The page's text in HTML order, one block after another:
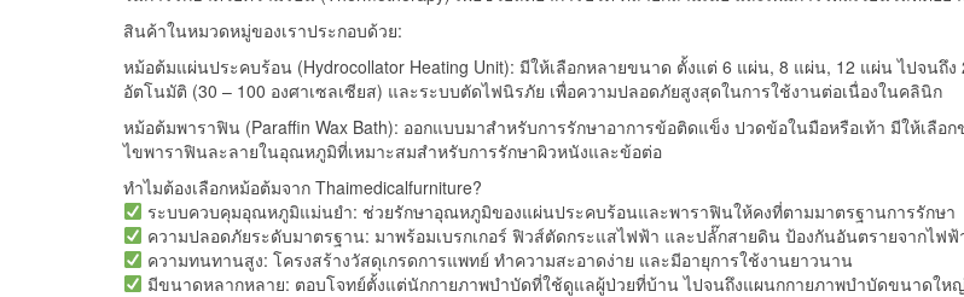
สินค้าในหมวดหมู่ของเราประกอบด้วย:
หม้อต้มแผ่นประคบร้อน (Hydrocollator Heating Unit): มีให้เลือกหลายขนาด ตั้งแต่ 6 แผ่น, 8 แผ่น, 12 แผ่น ไปจ
อัตโนมัติ (30 – 100 องศาเซลเซียส) และระบบตัดไฟนิรภัย เพื่อความปลอดภัยสูงสุดในการใช้งานต่อเนื่องในคลินิก
หม้อต้มพาราฟิน (Paraffin Wax Bath): ออกแบบมาสำหรับการรักษาอาการข้อติดแข็ง ปวดข้อในมือหรือเท้า มีให้เลื
ไขพาราฟินละลายในอุณหภูมิที่เหมาะสมสำหรับการรักษาผิวหนังและข้อต่อ
ทำไมต้องเลือกหม้อต้มจาก Thaimedicalfurniture?
ระบบควบคุมอุณหภูมิแม่นยำ: ช่วยรักษาอุณหภูมิของแผ่นประคบร้อนและพาราฟินให้คงที่ตามมาตรฐานการรักษา
ความปลอดภัยระดับมาตรฐาน: มาพร้อมเบรกเกอร์ ฟิวส์ตัดกระแสไฟฟ้า และปลั๊กสายดิน ป้องกันอันตรายจากไฟฟ้
ความทนทานสูง: โครงสร้างวัสดุเกรดการแพทย์ ทำความสะอาดง่าย และมีอายุการใช้งานยาวนาน
มีขนาดหลากหลาย: ตอบโจทย์ตั้งแต่นักกายภาพบำบัดที่ใช้ดูแลผู้ป่วยที่บ้าน ไปจนถึงแผนกกายภาพบำบัดขนาดให